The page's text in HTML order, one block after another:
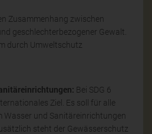
Zusammenhang zwischen
geschlechterbezogener Gewalt.
durch Umweltschutz
Bei SDG 6
Ziel. Es soll für alle
Wasser und Sanitäreinrichtungen
steht der Gewässerschutz